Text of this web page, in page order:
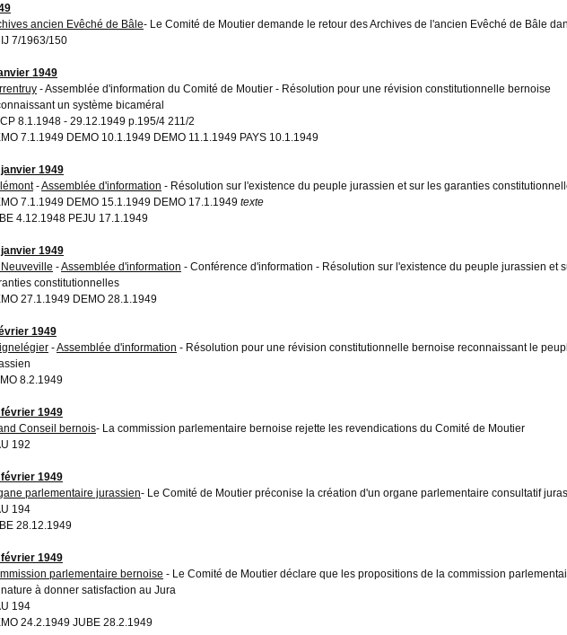
ancien Evêché de Bâle- Le Comité de Moutier demande le retour des Archives de l'ancien Evêché de Bâle
7/1963/150
1949
- Assemblée d'information du Comité de Moutier - Résolution pour une révision constitutionnelle bernoise
un système bicaméral
8.1.1948 - 29.12.1949 p.195/4 211/2
7.1.1949 DEMO 10.1.1949 DEMO 11.1.1949 PAYS 10.1.1949
1949
-Assemblée d'information - Résolution sur l'existence du peuple jurassien et sur les garanties
7.1.1949 DEMO 15.1.1949 DEMO 17.1.1949 texte
4.12.1948 PEJU 17.1.1949
1949
-Assemblée d'information - Conférence d'information - Résolution sur l'existence du peuple jurassien et
constitutionnelles
27.1.1949 DEMO 28.1.1949
1949
-Assemblée d'information - Résolution pour une révision constitutionnelle bernoise reconnaissant le
8.2.1949
1949
Conseil bernois- La commission parlementaire bernoise rejette les revendications du Comité de Moutier
192
1949
parlementaire jurassien- Le Comité de Moutier préconise la création d'un organe parlementaire consultatif
194
28.12.1949
1949
parlementaire bernoise - Le Comité de Moutier déclare que les propositions de la commission
à donner satisfaction au Jura
194
24.2.1949 JUBE 28.2.1949